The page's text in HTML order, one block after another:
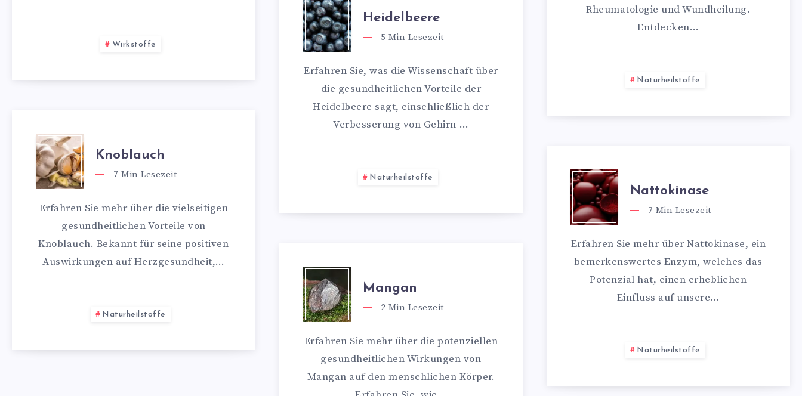
Wirkstoffe
Heidelbeere
5 Min Lesezeit
Erfahren Sie, was die Wissenschaft über
die gesundheitlichen Vorteile der
Heidelbeere sagt, einschließlich der
Verbesserung von Gehirn-…
Naturheilstoffe
Rheumatologie und Wundheilung.
Entdecken…
Naturheilstoffe
Knoblauch
7 Min Lesezeit
Erfahren Sie mehr über die vielseitigen
gesundheitlichen Vorteile von
Knoblauch. Bekannt für seine positiven
Auswirkungen auf Herzgesundheit,…
Naturheilstoffe
Mangan
2 Min Lesezeit
Erfahren Sie mehr über die potenziellen
gesundheitlichen Wirkungen von
Mangan auf den menschlichen Körper.
Nattokinase
7 Min Lesezeit
Erfahren Sie mehr über Nattokinase, ein
bemerkenswertes Enzym, welches das
Potenzial hat, einen erheblichen
Einfluss auf unsere…
Naturheilstoffe